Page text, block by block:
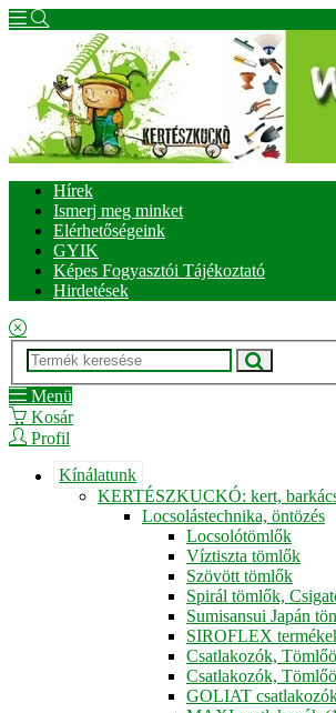
Hírek
Ismerj meg minket
Elérhetőségeink
GYIK
Képes Fogyasztói Tájékoztató
Hirdetések
Menü
Kosár
Profil
Kínálatunk
KERTÉSZKUCKÓ: kert,
Locsolástechnika, öntözés
Locsolótömlők
Víztiszta tömlők
Szövött tömlők
Spirál tömlők,
Sumisansui Japán
SIROFLEX
Csatlakozók,
Csatlakozók,
GOLIAT